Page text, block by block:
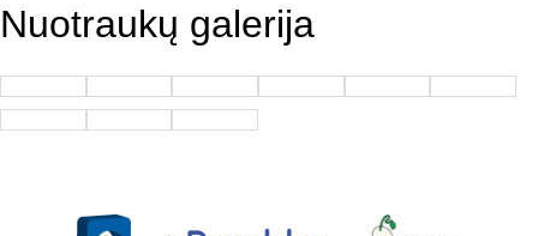
Nuotraukų galerija